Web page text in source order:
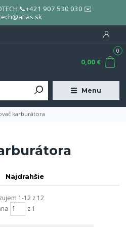
📞+421 907 530 030 ✉️
Menu
0
0,00 €
karburátora
Najdrahšie
1-12 z 12
z 1